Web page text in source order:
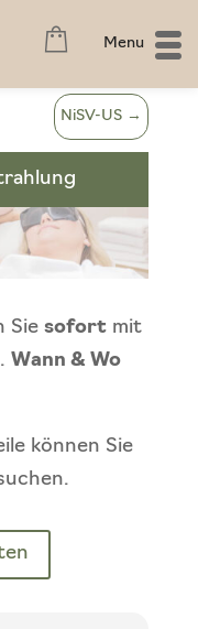
Menu
NiSV-US →
Sie sofortmit
. Wann & Wo
können Sie